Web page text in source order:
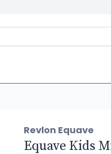
Revlon Equave
Equave Kids